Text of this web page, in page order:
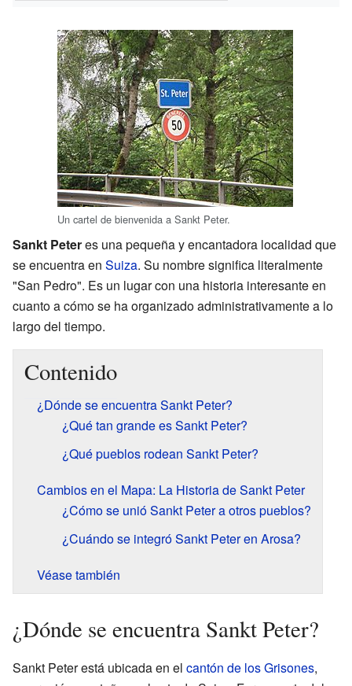
Un cartel de bienvenida a Sankt Peter.
Sankt Peteres una pequeña y encantadora localidad que
se encuentra en Suiza. Su nombre significa literalmente
"San Pedro". Es un lugar con una historia interesante en
cuanto a cómo se ha organizado administrativamente a lo
largo del tiempo.
Contenido
¿Dónde se encuentra Sankt Peter?
¿Qué tan grande es Sankt Peter?
¿Qué pueblos rodean Sankt Peter?
Cambios en el Mapa: La Historia de Sankt Peter
¿Cómo se unió Sankt Peter a otros pueblos?
¿Cuándo se integró Sankt Peter en Arosa?
Véase también
¿Dónde se encuentra Sankt Peter?
Sankt Peter está ubicada en el cantón de los Grisones,